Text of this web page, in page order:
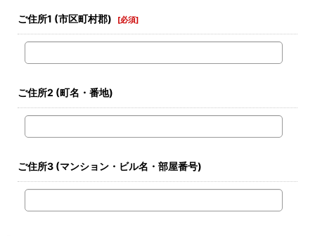
ご住所1 (市区町村郡) [必須]
ご住所2 (町名・番地)
ご住所3 (マンション・ビル名・部屋番号)